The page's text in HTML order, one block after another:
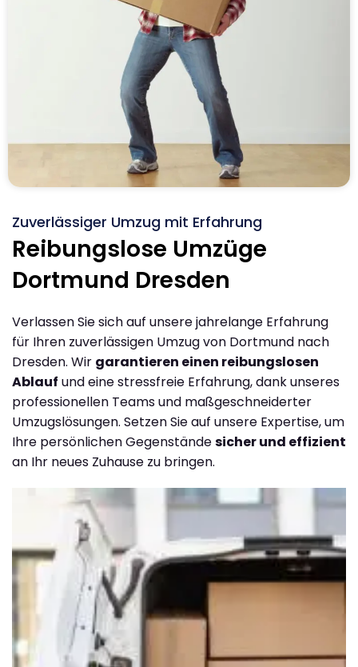
Zuverlässiger Umzug mit Erfahrung
Reibungslose Umzüge
Dortmund Dresden
Verlassen Sie sich auf unsere jahrelange Erfahrung
für Ihren zuverlässigen Umzug von Dortmund nach
Dresden. Wir garantieren einen reibungslosen
Ablauf und eine stressfreie Erfahrung, dank unseres
professionellen Teams und maßgeschneiderter
Umzugslösungen. Setzen Sie auf unsere Expertise, um
Ihre persönlichen Gegenständesicher und effizient
an Ihr neues Zuhause zu bringen.